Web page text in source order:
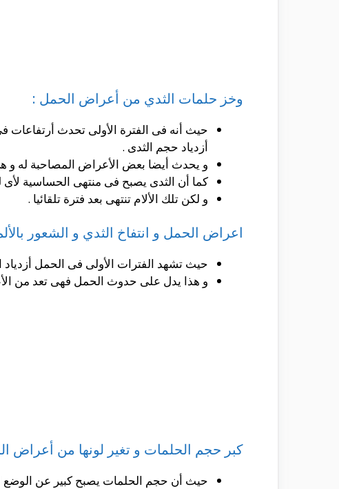
وخز حلمات الثدي من أعراض الحمل :
حيث أنه فى الفترة الأولى تحدث
أزدياد حجم الثدى .
و يحدث أيضا بعض الأعراض المصاحبة له و
كما أن الثدى يصبح فى منتهى الحساسية
و لكن تلك الألام تنتهى بعد فترة تلقائيا .
اعراض الحمل و انتفاخ الثدي و الشعور
حيث تشهد الفترات الأولى فى الحمل
و هذا يدل على حدوث الحمل فهى تعد من
كبر حجم الحلمات و تغير لونها من أعراض
حيث أن حجم الحلمات يصبح كبير عن الوضع